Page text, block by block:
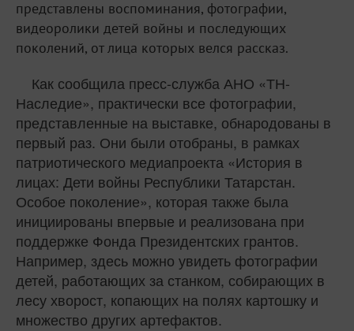
представлены воспоминания, фотографии,
видеоролики детей войны и последующих
поколений, от лица которых велся рассказ.
Как сообщила пресс-служба АНО «ТН-
Наследие», практически все фотографии,
представленные на выставке, обнародованы в
первый раз. Они были отобраны, в рамках
патриотического медиапроекта «История в
лицах: Дети войны Республики Татарстан.
Особое поколение», которая также была
инициированы впервые и реализована при
поддержке Фонда Президентских грантов.
Например, здесь можно увидеть фотографии
детей, работающих за станком, собирающих в
лесу хворост, копающих на полях картошку и
множество других артефактов.